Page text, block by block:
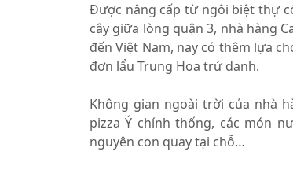
Được nâng cấp từ ngôi biệt thự
cây giữa lòng quận 3, nhà hàng
đến Việt Nam, nay có thêm lựa
đơn lẩu Trung Hoa trứ danh.
Không gian ngoài trời của nhà
pizza Ý chính thống, các món
nguyên con quay tại chỗ…